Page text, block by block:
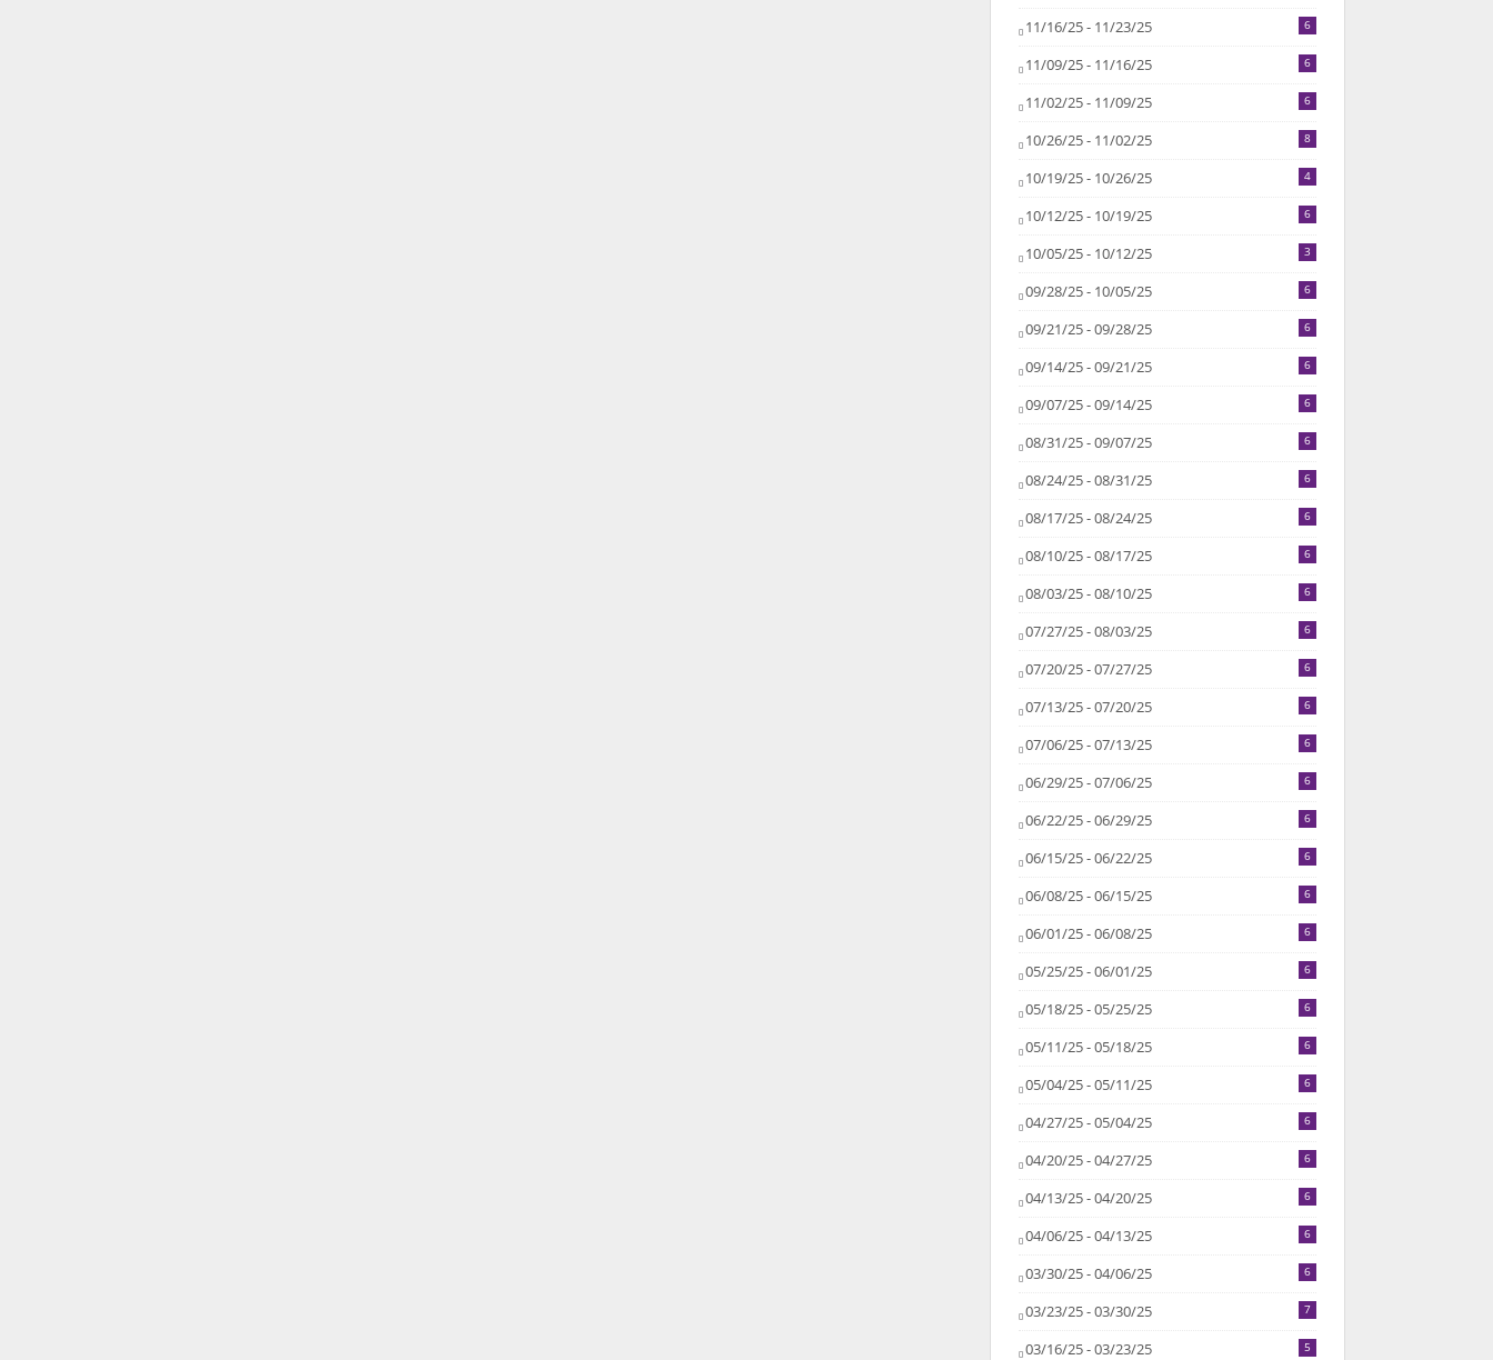
11/16/25 - 11/23/25 6
11/09/25 - 11/16/25 6
11/02/25 - 11/09/25 6
10/26/25 - 11/02/25 8
10/19/25 - 10/26/25 4
10/12/25 - 10/19/25 6
10/05/25 - 10/12/25 3
09/28/25 - 10/05/25 6
09/21/25 - 09/28/25 6
09/14/25 - 09/21/25 6
09/07/25 - 09/14/25 6
08/31/25 - 09/07/25 6
08/24/25 - 08/31/25 6
08/17/25 - 08/24/25 6
08/10/25 - 08/17/25 6
08/03/25 - 08/10/25 6
07/27/25 - 08/03/25 6
07/20/25 - 07/27/25 6
07/13/25 - 07/20/25 6
07/06/25 - 07/13/25 6
06/29/25 - 07/06/25 6
06/22/25 - 06/29/25 6
06/15/25 - 06/22/25 6
06/08/25 - 06/15/25 6
06/01/25 - 06/08/25 6
05/25/25 - 06/01/25 6
05/18/25 - 05/25/25 6
05/11/25 - 05/18/25 6
05/04/25 - 05/11/25 6
04/27/25 - 05/04/25 6
04/20/25 - 04/27/25 6
04/13/25 - 04/20/25 6
04/06/25 - 04/13/25 6
03/30/25 - 04/06/25 6
03/23/25 - 03/30/25 7
03/16/25 - 03/23/25 5